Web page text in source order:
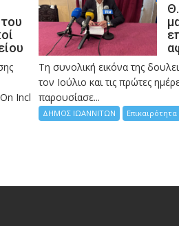
Incl
Τη συνολική εικόνα της
τον Ιούλιο και τις πρώτες
παρουσίασε...
ΔΗΜΟΣ ΙΩΑΝΝΙΤΩΝ Επικαιρότητα